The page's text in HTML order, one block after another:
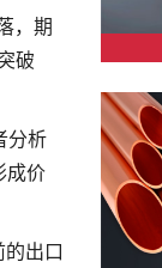
，期
破
分析
成价
出口